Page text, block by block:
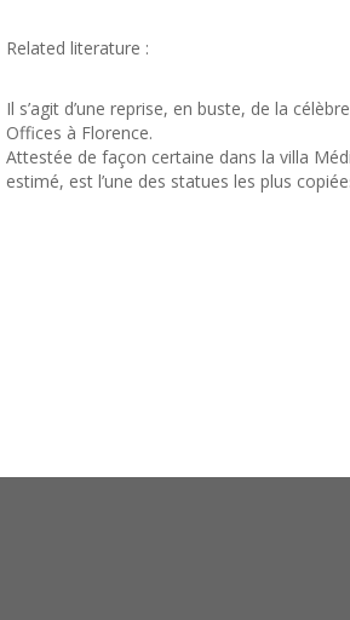
Related literature :
Il s’agit d’une reprise, en buste, de la
Offices à Florence.
Attestée de façon certaine dans la villa
estimé, est l’une des statues les plus